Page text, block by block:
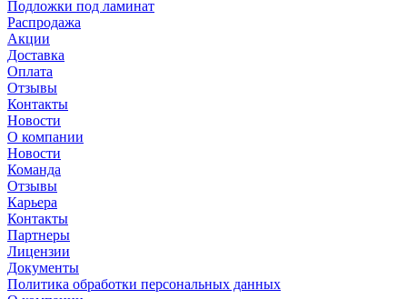
Подложки под ламинат
Распродажа
Акции
Доставка
Оплата
Отзывы
Контакты
Новости
О компании
Новости
Команда
Отзывы
Карьера
Контакты
Партнеры
Лицензии
Документы
Политика обработки персональных данных